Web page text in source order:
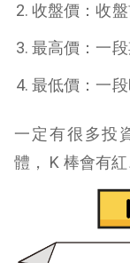
收盤價：收
最高價：一
最低價：一
一定有很多投
體， K 棒會有